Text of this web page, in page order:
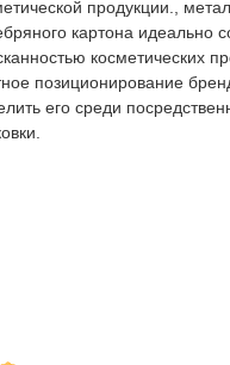
продукции.,
картона идеально
косметических
позиционирование
его среди